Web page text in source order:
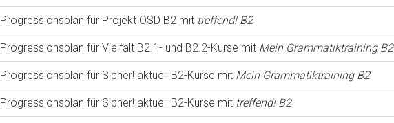
Progressionsplan für Projekt ÖSD B2 mit treffend! B2
Progressionsplan für Vielfalt B2.1- und B2.2-Kurse mit Mein Grammatiktraining B2
Progressionsplan für Sicher! aktuell B2-Kurse mit Mein Grammatiktraining B2
Progressionsplan für Sicher! aktuell B2-Kurse mit treffend! B2